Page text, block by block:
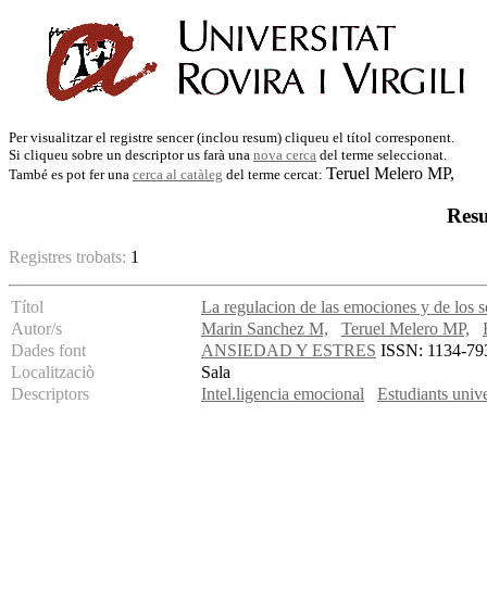
Per visualitzar el registre sencer (inclou resum) cliqueu el títol corresponent.
Si cliqueu sobre un descriptor us farà una nova cerca del terme seleccionat.
També es pot fer una cerca al catàleg del terme cercat: Teruel Melero MP,
Registres trobats: 1
Títol
La regulacion de las emociones y de los
Autor/s
Marin Sanchez M, Teruel Melero MP,
Dades font
ANSIEDAD Y ESTRES ISSN: 1134-
Localitzaciò
Sala
Descriptors
Intel.ligencia emocional Estudiants